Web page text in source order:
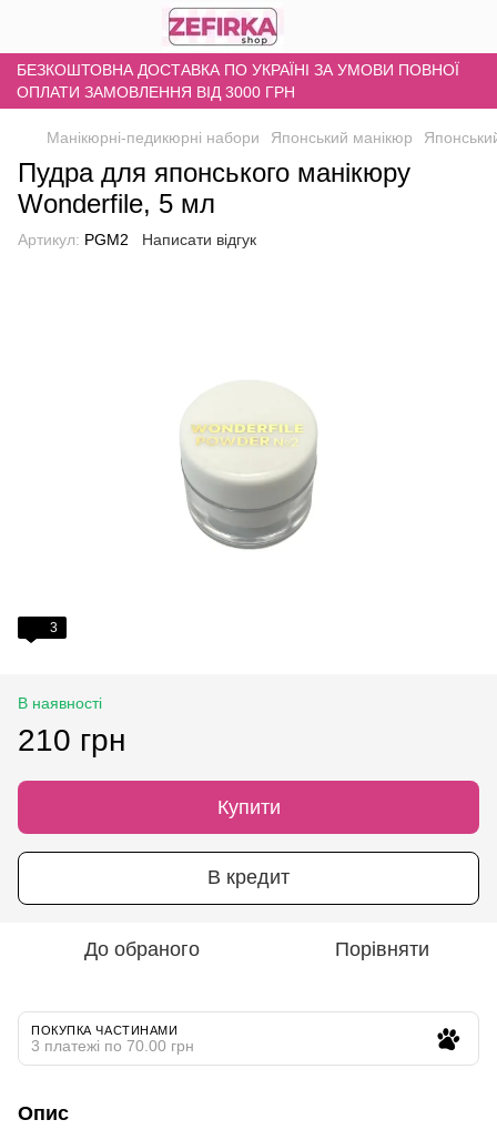
БЕЗКОШТОВНА ДОСТАВКА ПО УКРАЇНІ ЗА УМОВИ ПОВНОЇ
ОПЛАТИ ЗАМОВЛЕННЯ ВІД 3000 ГРН
Манікюрні-педикюрні набори Японський манікюр
Пудра для японського манікюру
Wonderfile, 5 мл
Артикул: PGM2 Написати відгук
3
В наявності
210 грн
Купити
В кредит
До обраного Порівняти
ПОКУПКА ЧАСТИНАМИ
3 платежі по 70.00 грн
Опис